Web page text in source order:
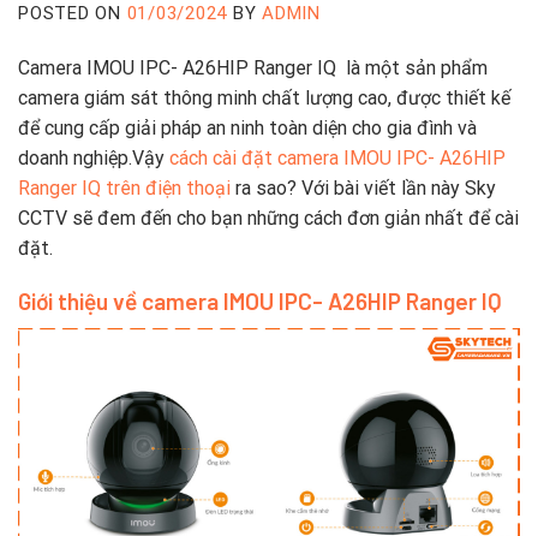
POSTED ON 01/03/2024 BY ADMIN
Camera IMOU IPC- A26HIP Ranger IQ là một sản phẩm
camera giám sát thông minh chất lượng cao, được thiết kế
để cung cấp giải pháp an ninh toàn diện cho gia đình và
doanh nghiệp.Vậy cách cài đặt camera IMOU IPC- A26HIP
Ranger IQ trên điện thoại ra sao? Với bài viết lần này Sky
CCTV sẽ đem đến cho bạn những cách đơn giản nhất để cài
đặt.
Giới thiệu về camera IMOU IPC- A26HIP Ranger IQ